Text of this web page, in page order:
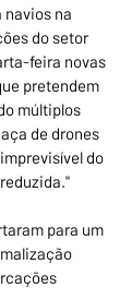
navios na
do setor
feira novas
pretendem
múltiplos
de drones
do
para um